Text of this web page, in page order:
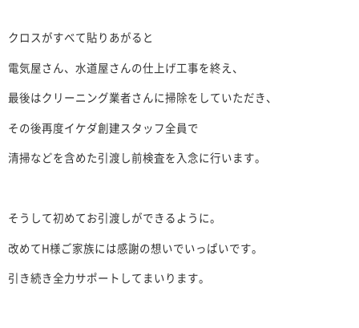
クロスがすべて貼りあがると
電気屋さん、水道屋さんの仕上げ工事を終え、
最後はクリーニング業者さんに掃除をしていただき、
その後再度イケダ創建スタッフ全員で
清掃などを含めた引渡し前検査を入念に行います。
そうして初めてお引渡しができるように。
改めてH様ご家族には感謝の想いでいっぱいです。
引き続き全力サポートしてまいります。